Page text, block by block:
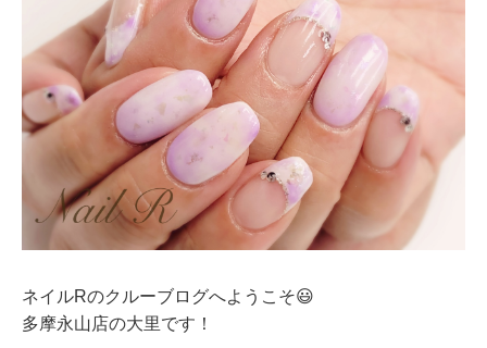
ネイルRのクルーブログへようこそ😃
多摩永山店の大里です！